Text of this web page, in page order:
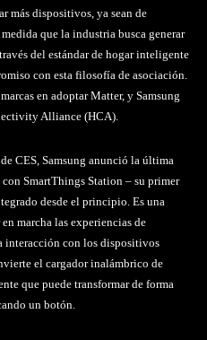
más dispositivos, ya sean de
que la industria busca generar
del estándar de hogar inteligente
con esta filosofía de asociación.
en adoptar Matter, y Samsung
Alliance (HCA).
CES, Samsung anunció la última
SmartThings Station – su primer
desde el principio. Es una
marcha las experiencias de
interacción con los dispositivos
el cargador inalámbrico de
que puede transformar de forma
un botón.